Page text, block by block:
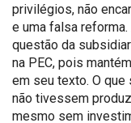
privilégios, não
e uma falsa
questão da
na PEC, pois
em seu texto. O
não tivessem
mesmo sem